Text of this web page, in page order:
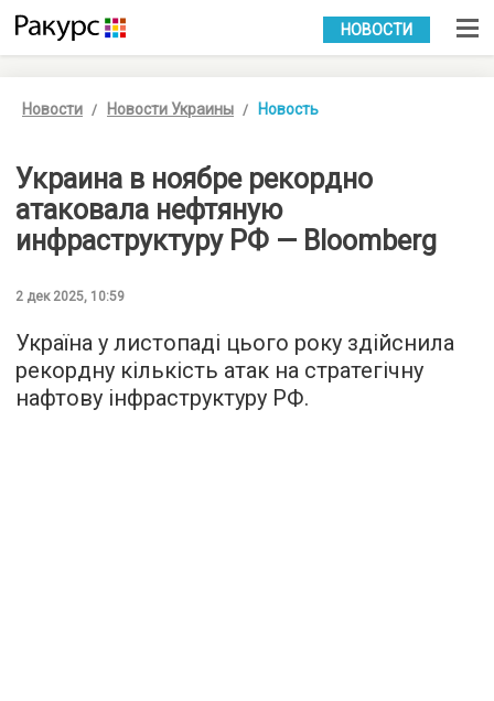
УКР РУС
НОВОСТИ
Новости Новости Украины Новость
Украина в ноябре рекордно
атаковала нефтяную
инфраструктуру РФ — Bloomberg
2 дек 2025, 10:59
Україна у листопаді цього року здійснила
рекордну кількість атак на стратегічну
нафтову інфраструктуру РФ.